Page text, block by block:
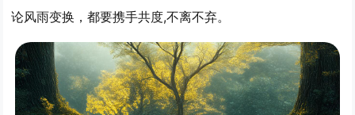
论风雨变换，都要携手共度,不离不弃。